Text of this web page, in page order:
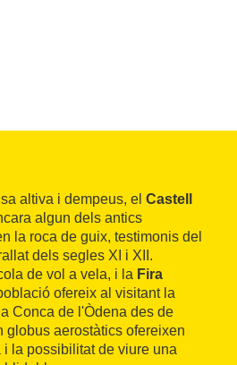
altiva i dempeus, el Castell
algun dels antics
la roca de guix, testimonis del
dels segles XI i XII.
de vol a vela, i la Fira
ofereix al visitant la
Conca de l'Òdena des de
globus aerostàtics ofereixen
la possibilitat de viure una